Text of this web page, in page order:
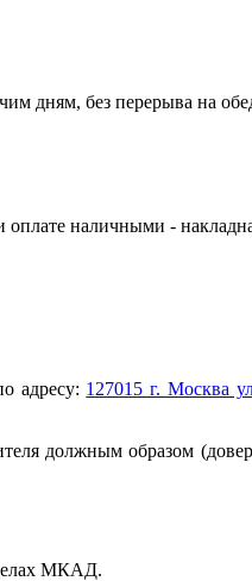
дням, без перерыва на
наличными -
адресу: 127015 г. Москва
должным образом
МКАД.